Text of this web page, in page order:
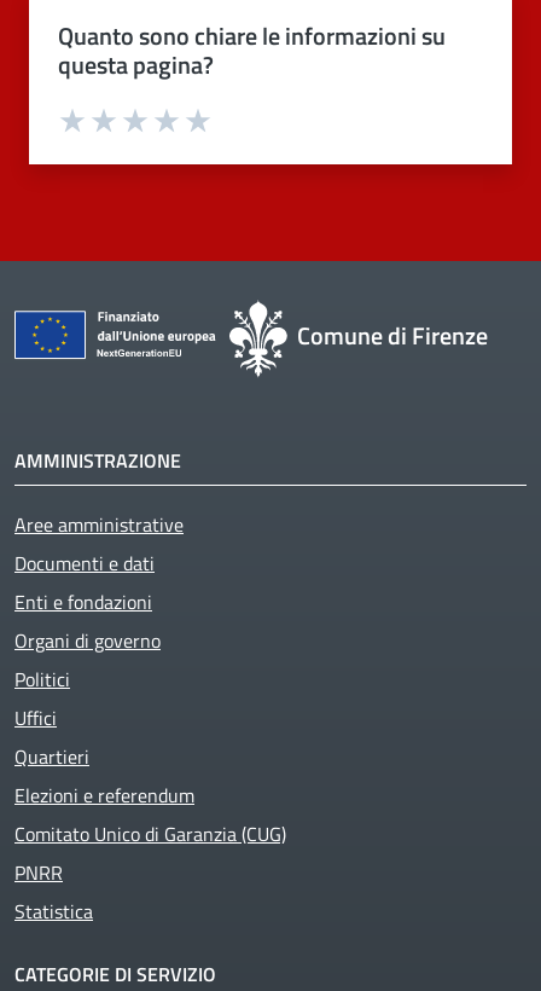
Quanto sono chiare le informazioni su
questa pagina?
Valuta 4 stelle su 5
Valuta 3 stelle su 5
Valuta 2 stelle su 5
Valuta 1 stelle su 5
Comune di Firenze
AMMINISTRAZIONE
Aree amministrative
Documenti e dati
Enti e fondazioni
Organi di governo
Politici
Uffici
Quartieri
Elezioni e referendum
Comitato Unico di Garanzia (CUG)
PNRR
Statistica
CATEGORIE DI SERVIZIO